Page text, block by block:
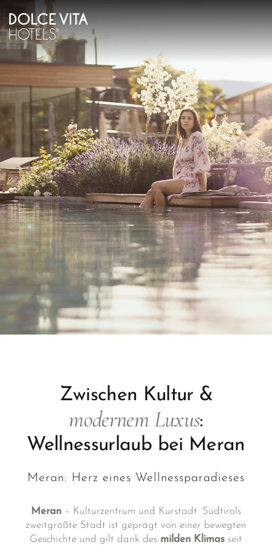
Zwischen Kultur &
modernem Luxus:
Wellnessurlaub bei Meran
Meran: Herz eines Wellnessparadieses
Meran– Kulturzentrum und Kurstadt. Südtirols
zweitgrößte Stadt ist geprägt von einer bewegten
Geschichte und gilt dank des milden Klimas seit